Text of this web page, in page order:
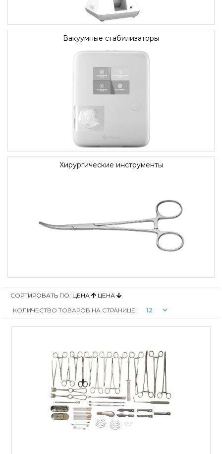
Вакуумные стабилизаторы
Хирургические инструменты
СОРТИРОВАТЬ ПО: ЦЕНА
ЦЕНА
КОЛИЧЕСТВО ТОВАРОВ НА СТРАНИЦЕ: